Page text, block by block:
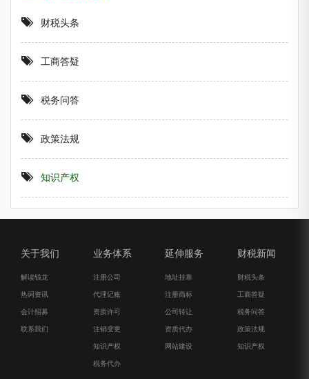
财税头条
工商答疑
税务问答
政策法规
知识产权
关于我们
解读钱龙
热词资讯
会计招募
联系我们
业务体系
注册公司
代理记账
资质许可
注销变更
知识产权
税务代办
延伸服务
地址挂靠
注册商标
公司转让
资质代办
网站建设
财税新闻
财税头条
工商答疑
税务问答
政策法规
知识产权